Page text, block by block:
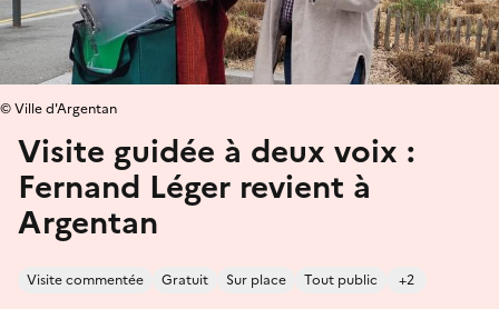
Visite guidée à deux voix :
Fernand Léger revient à
Argentan
Visite commentée Gratuit Sur place Tout public +2
© Ville d'Argentan